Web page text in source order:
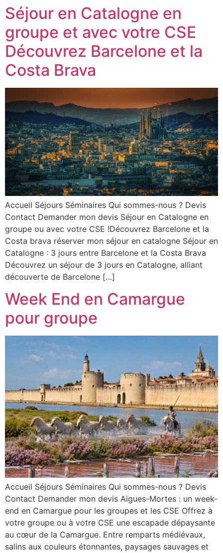
Séjour en Catalogne en
groupe et avec votre CSE
Découvrez Barcelone et la
Costa Brava
Accueil Séjours Séminaires Qui sommes-nous ? Devis
Contact Demander mon devis Séjour en Catalogne en
groupe ou avec votre CSE !Découvrez Barcelone et la
Costa brava réserver mon séjour en catalogne Séjour en
Catalogne : 3 jours entre Barcelone et la Costa Brava
Découvrez un séjour de 3 jours en Catalogne, alliant
découverte de Barcelone […]
Week End en Camargue
pour groupe
Accueil Séjours Séminaires Qui sommes-nous ? Devis
Contact Demander mon devis Aigues-Mortes : un week-
end en Camargue pour les groupes et les CSE Offrez à
votre groupe ou à votre CSE une escapade dépaysante
au cœur de la Camargue. Entre remparts médiévaux,
salins aux couleurs étonnantes, paysages sauvages et